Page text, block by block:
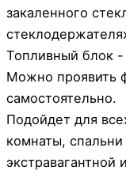
закаленного
Топливный блок -
Можно проявить
самостоятельно.
Подойдет для
комнаты,